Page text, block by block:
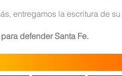
entregamos la escritura de
defender Santa Fe.